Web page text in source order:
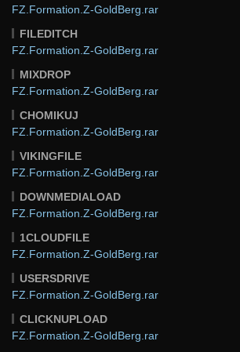
FZ.Formation.Z-GoldBerg.rar
FILEDITCH
FZ.Formation.Z-GoldBerg.rar
MIXDROP
FZ.Formation.Z-GoldBerg.rar
CHOMIKUJ
FZ.Formation.Z-GoldBerg.rar
VIKINGFILE
FZ.Formation.Z-GoldBerg.rar
DOWNMEDIALOAD
FZ.Formation.Z-GoldBerg.rar
1CLOUDFILE
FZ.Formation.Z-GoldBerg.rar
USERSDRIVE
FZ.Formation.Z-GoldBerg.rar
CLICKNUPLOAD
FZ.Formation.Z-GoldBerg.rar